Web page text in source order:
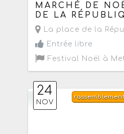
MARCHÉ DE
DE LA
La place de la
Entrée libre
Festival Noël à
24
NOV